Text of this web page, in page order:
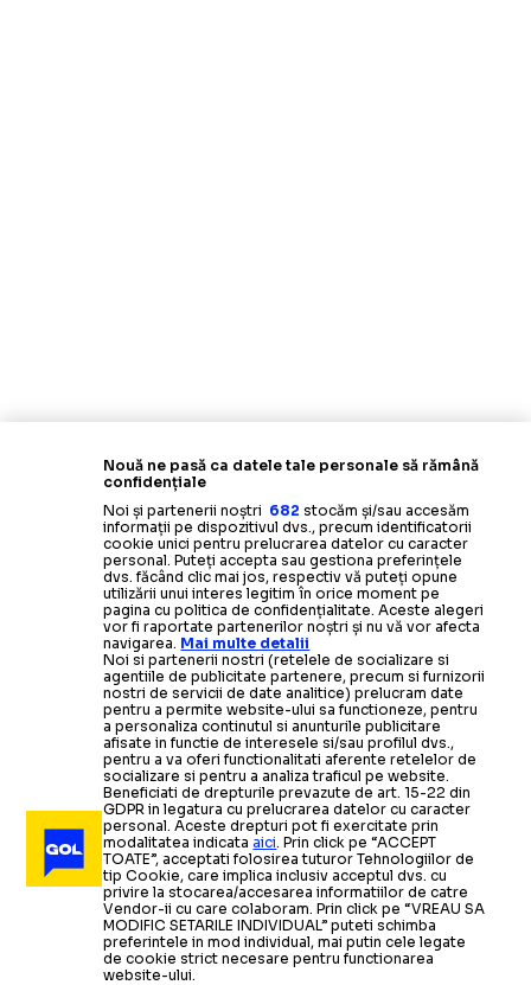
Nouă ne pasă ca datele tale personale să rămână
confidențiale
Noi și partenerii noștri 682 stocăm și/sau accesăm
informații pe dispozitivul dvs., precum identificatorii
cookie unici pentru prelucrarea datelor cu caracter
personal. Puteți accepta sau gestiona preferințele
dvs. făcând clic mai jos, respectiv vă puteți opune
utilizării unui interes legitim în orice moment pe
pagina cu politica de confidențialitate. Aceste alegeri
vor fi raportate partenerilor noștri și nu vă vor afecta
navigarea. Mai multe detalii
Noi si partenerii nostri (retelele de socializare si
agentiile de publicitate partenere, precum si furnizorii
nostri de servicii de date analitice) prelucram date
pentru a permite website-ului sa functioneze, pentru
a personaliza continutul si anunturile publicitare
afisate in functie de interesele si/sau profilul dvs.,
pentru a va oferi functionalitati aferente retelelor de
socializare si pentru a analiza traficul pe website.
Beneficiati de drepturile prevazute de art. 15-22 din
GDPR in legatura cu prelucrarea datelor cu caracter
personal. Aceste drepturi pot fi exercitate prin
modalitatea indicataaici. Prin click pe “ACCEPT
TOATE”, acceptati folosirea tuturor Tehnologiilor de
tip Cookie, care implica inclusiv acceptul dvs. cu
privire la stocarea/accesarea informatiilor de catre
Vendor-ii cu care colaboram. Prin click pe “VREAU SA
MODIFIC SETARILE INDIVIDUAL” puteti schimba
preferintele in mod individual, mai putin cele legate
de cookie strict necesare pentru functionarea
website-ului.